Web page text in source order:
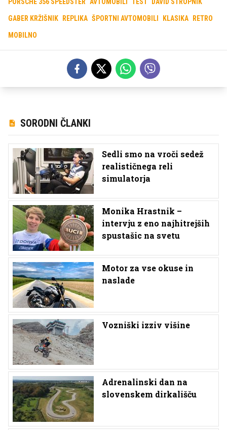
GABER KRŽIŠNIK REPLIKA ŠPORTNI AVTOMOBILI KLASIKA RETRO
MOBILNO
SORODNI ČLANKI
Sedli smo na vroči sedež
realističnega reli
simulatorja
Monika Hrastnik –
intervju z eno najhitrejših
spustašic na svetu
Motor za vse okuse in
naslade
Vozniški izziv višine
Adrenalinski dan na
slovenskem dirkališču